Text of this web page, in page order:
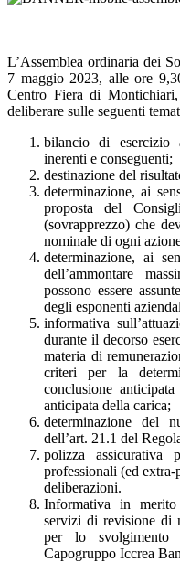
L’Assemblea ordinaria dei
7 maggio 2023, alle ore
Centro Fiera di
deliberare sulle seguenti
bilancio di esercizio
inerenti e conseguenti;
destinazione del
determinazione, ai
proposta del
(sovrapprezzo) che
nominale di ogni
determinazione, ai
dell’ammontare
possono essere
degli esponenti
informativa
durante il decorso
materia di
criteri per la
conclusione
anticipata della carica;
determinazione del
dell’art. 21.1 del
polizza assicurativa
professionali (ed
deliberazioni.
Informativa in
servizi di revisione di
per lo svolgimento
Capogruppo Iccrea